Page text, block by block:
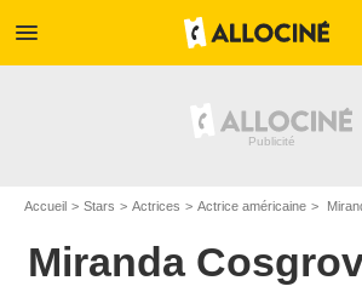
menu
Accueil Stars Actrices Actrice américaine Miranda
Miranda